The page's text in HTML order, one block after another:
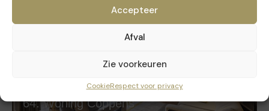
Accepteer
Afval
Zie voorkeuren
CookieRespect voor privacy
64. Woning Coppens